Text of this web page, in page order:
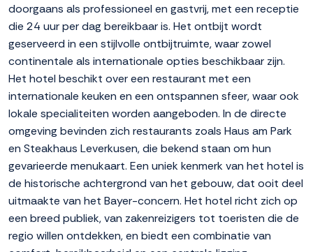
doorgaans als professioneel en gastvrij, met een receptie
die 24 uur per dag bereikbaar is. Het ontbijt wordt
geserveerd in een stijlvolle ontbijtruimte, waar zowel
continentale als internationale opties beschikbaar zijn.
Het hotel beschikt over een restaurant met een
internationale keuken en een ontspannen sfeer, waar ook
lokale specialiteiten worden aangeboden. In de directe
omgeving bevinden zich restaurants zoals Haus am Park
en Steakhaus Leverkusen, die bekend staan om hun
gevarieerde menukaart. Een uniek kenmerk van het hotel is
de historische achtergrond van het gebouw, dat ooit deel
uitmaakte van het Bayer-concern. Het hotel richt zich op
een breed publiek, van zakenreizigers tot toeristen die de
regio willen ontdekken, en biedt een combinatie van